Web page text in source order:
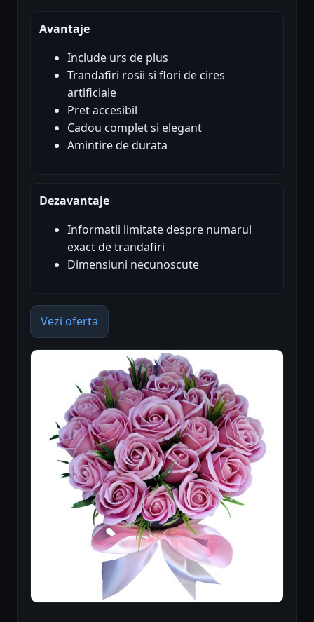
Avantaje
Include urs de plus
Trandafiri rosii si flori de cires
artificiale
Pret accesibil
Cadou complet si elegant
Amintire de durata
Dezavantaje
Informatii limitate despre numarul
exact de trandafiri
Dimensiuni necunoscute
Vezi oferta